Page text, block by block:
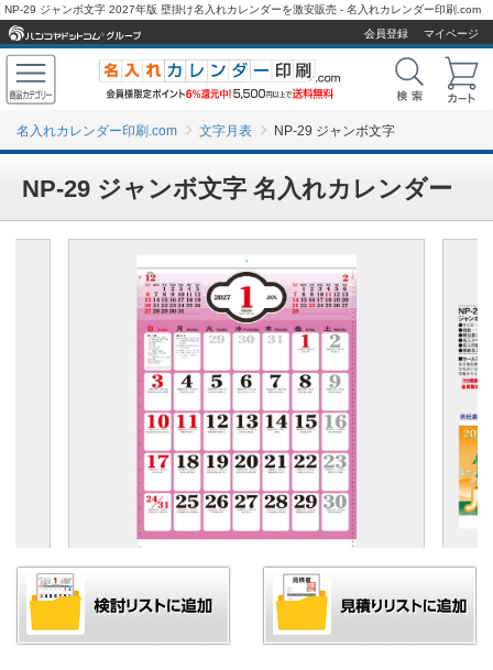
NP-29 ジャンボ文字 2027年版 壁掛け名入れカレンダーを激安販売 - 名入れカレンダー印刷.com
会員登録
マイページ
名入れカレンダー印刷.com 文字月表 NP-29 ジャンボ文字
NP-29 ジャンボ文字 名入れカレンダー